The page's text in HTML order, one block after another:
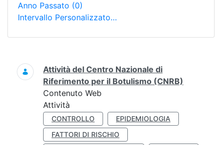
Anno Passato (0)
Intervallo Personalizzato…
Ricerca
Attività del Centro Nazionale di
Riferimento per il Botulismo (CNRB)
Contenuto Web
Attività
CONTROLLO
EPIDEMIOLOGIA
FATTORI DI RISCHIO